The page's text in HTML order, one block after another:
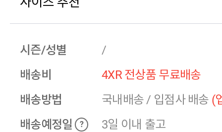
시즌/성별
/
배송비
4XR 전상품 무료배송
배송방법
국내배송 / 입점사 배송 (
배송예정일
?
3일 이내 출고